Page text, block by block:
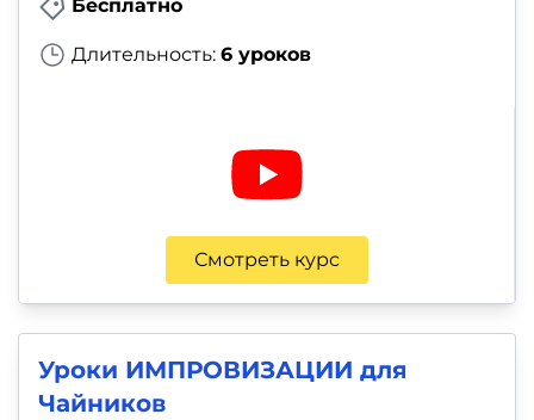
Бесплатно
Длительность: 6 уроков
Смотреть курс
Уроки ИМПРОВИЗАЦИИ для
Чайников